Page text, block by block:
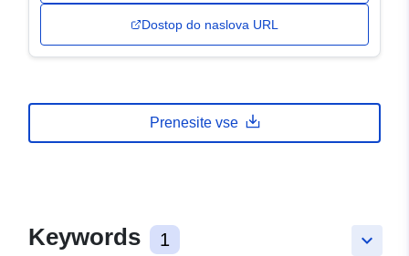
Dostop do naslova URL
Prenesite vse
keyboard_arrow_down
Keywords 1